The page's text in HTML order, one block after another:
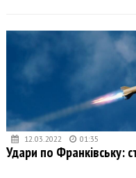
12.03.2022 01:35
Удари по Франківську: